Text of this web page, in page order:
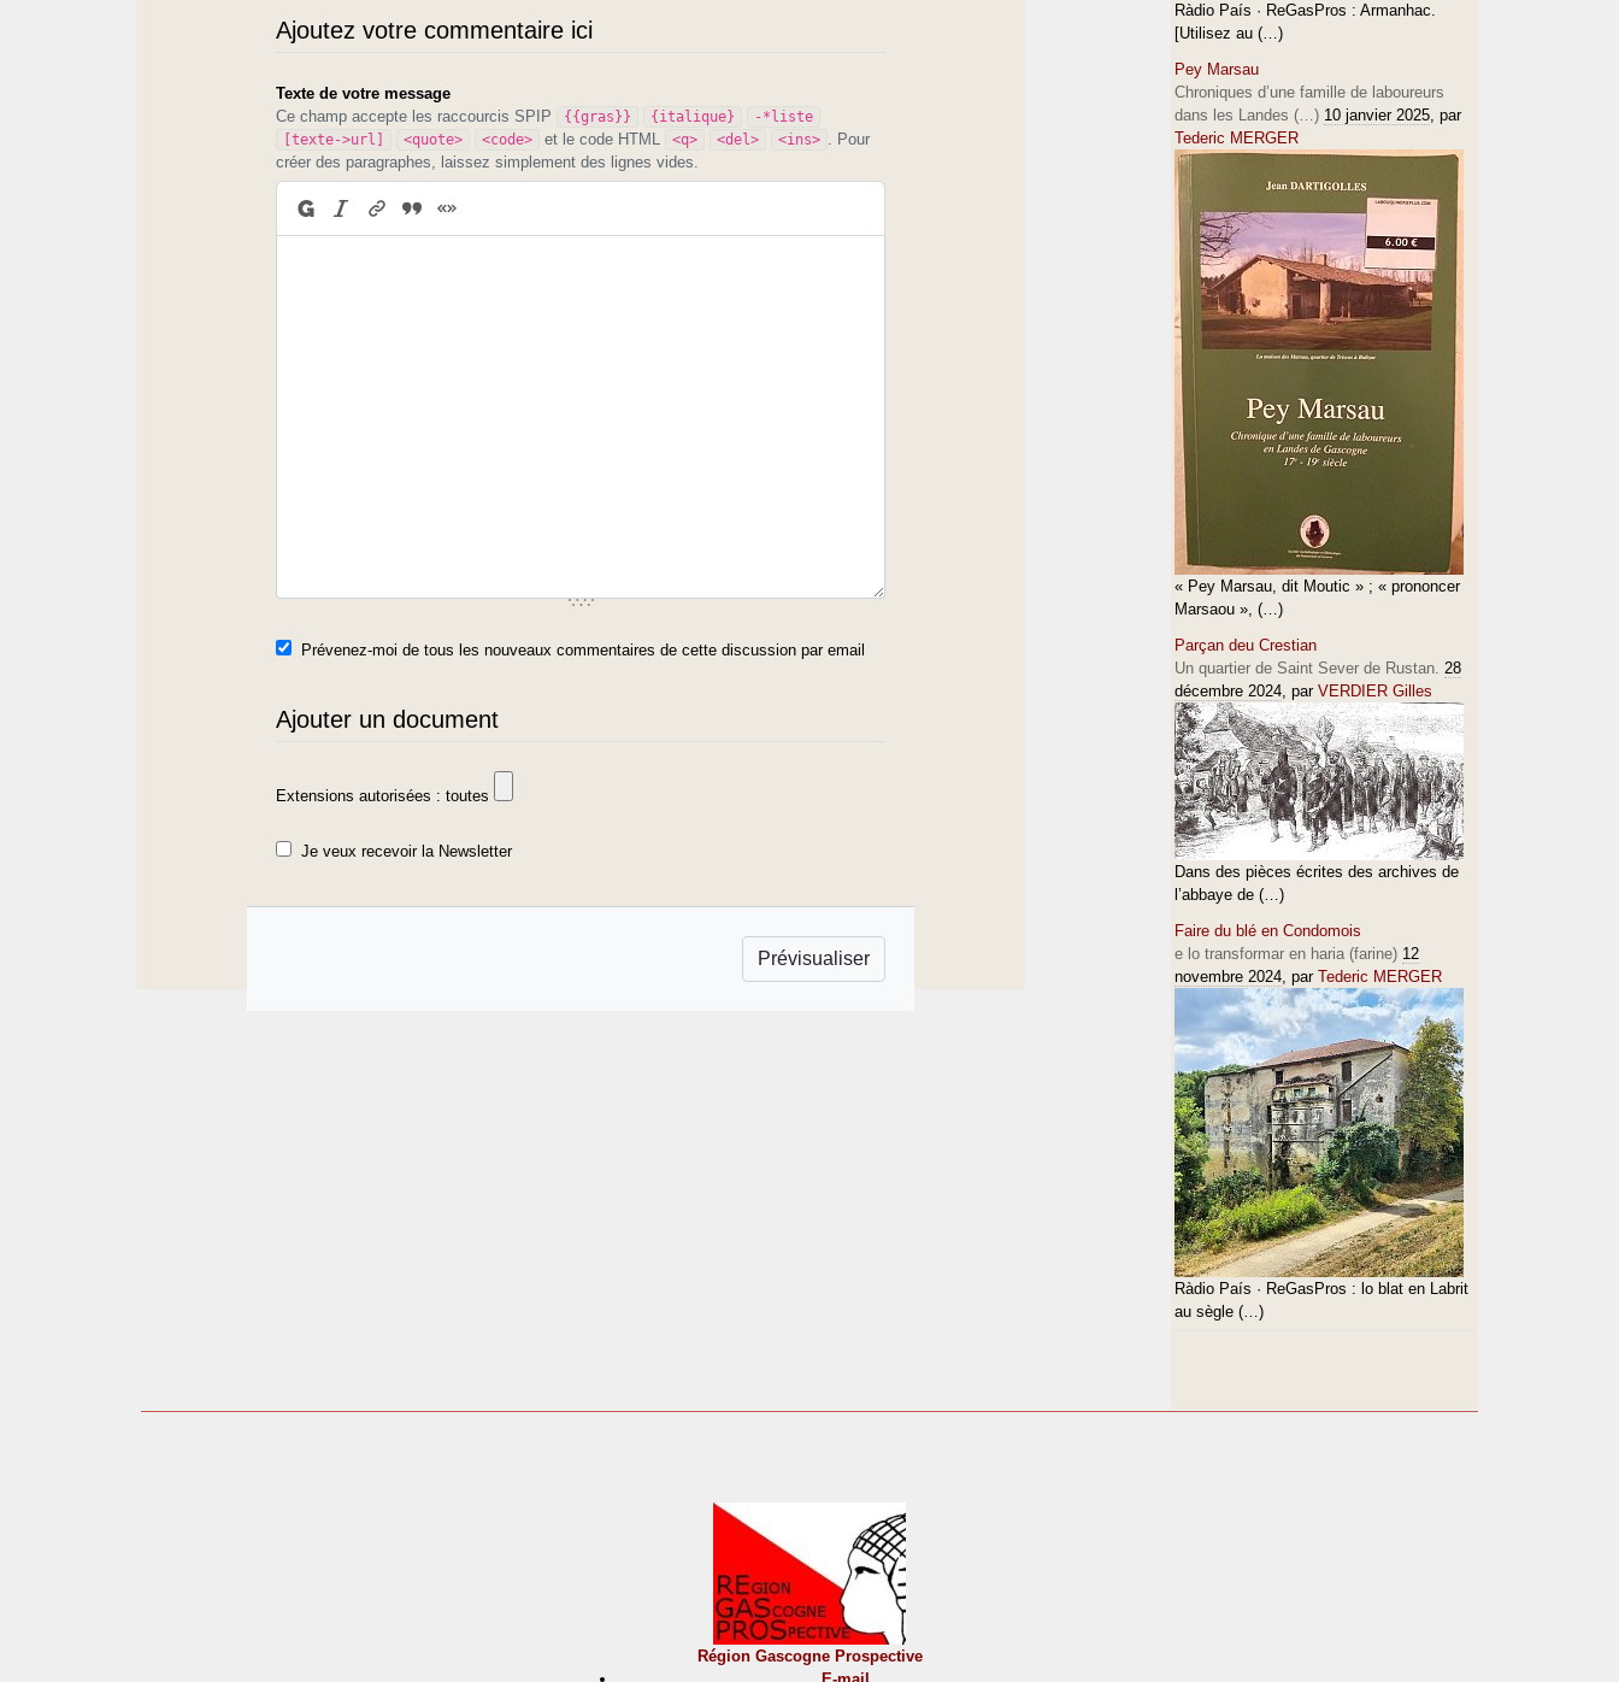
Ajoutez votre commentaire ici
Texte de votre message
Ce champ accepte les raccourcis SPIP
{{gras}} {italique}
-*liste
[texte->url]
<quote> <code> et le code HTML <q> <del> <ins>
. Pour
créer des paragraphes, laissez simplement des lignes vides.
Prévenez-moi de tous les nouveaux commentaires de cette discussion par email
Ajouter un document
Extensions autorisées : toutes
Je veux recevoir la Newsletter
Ràdio País · ReGasPros : Armanhac.
[Utilisez au (…)
Pey Marsau
Chroniques d’une famille de laboureurs
dans les Landes (…) 10 janvier 2025, par
Tederic MERGER
« Pey Marsau, dit Moutic » ; « prononcer
Marsaou », (…)
Parçan deu Crestian
Un quartier de Saint Sever de Rustan. 28
décembre 2024, par VERDIER Gilles
Dans des pièces écrites des archives de
l’abbaye de (…)
Faire du blé en Condomois
e lo transformar en haria (farine) 12
novembre 2024, par Tederic MERGER
Ràdio País · ReGasPros : lo blat en Labrit
au sègle (…)
Région Gascogne Prospective